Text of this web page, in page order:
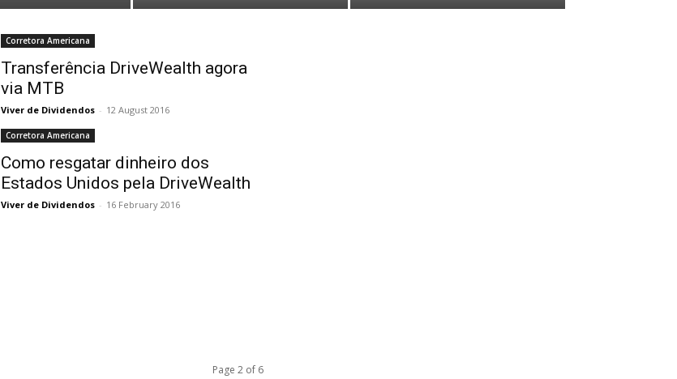
Corretora Americana
Transferência DriveWealth agora
via MTB
Viver de Dividendos - 12 August 2016
Corretora Americana
Como resgatar dinheiro dos
Estados Unidos pela DriveWealth
Viver de Dividendos - 16 February 2016
Page 2 of 6